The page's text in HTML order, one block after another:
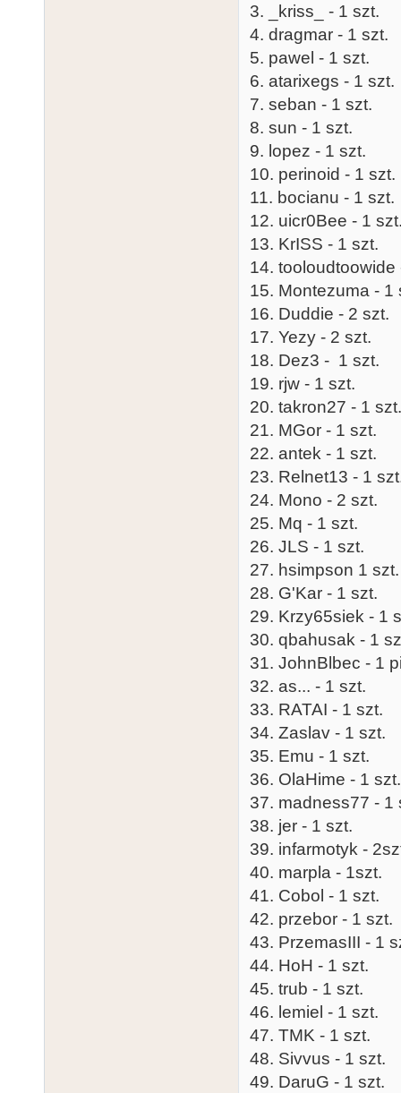
3. _kriss_ - 1 szt.
4. dragmar - 1 szt.
5. pawel - 1 szt.
6. atarixegs - 1 szt.
7. seban - 1 szt.
8. sun - 1 szt.
9. lopez - 1 szt.
10. perinoid - 1 szt.
11. bocianu - 1 szt.
12. uicr0Bee - 1
13. KrISS - 1 szt.
14. tooloudtoowide
15. Montezuma - 1
16. Duddie - 2 szt.
17. Yezy - 2 szt.
18. Dez3 - 1 szt.
19. rjw - 1 szt.
20. takron27 - 1 szt.
21. MGor - 1 szt.
22. antek - 1 szt.
23. Relnet13 - 1
24. Mono - 2 szt.
25. Mq - 1 szt.
26. JLS - 1 szt.
27. hsimpson 1 szt.
28. G'Kar - 1 szt.
29. Krzy65siek - 1
30. qbahusak - 1
31. JohnBlbec - 1
32. as... - 1 szt.
33. RATAI - 1 szt.
34. Zaslav - 1 szt.
35. Emu - 1 szt.
36. OlaHime - 1 szt.
37. madness77 - 1
38. jer - 1 szt.
39. infarmotyk -
40. marpla - 1szt.
41. Cobol - 1 szt.
42. przebor - 1 szt.
43. PrzemasIII - 1
44. HoH - 1 szt.
45. trub - 1 szt.
46. lemiel - 1 szt.
47. TMK - 1 szt.
48. Sivvus - 1 szt.
49. DaruG - 1 szt.